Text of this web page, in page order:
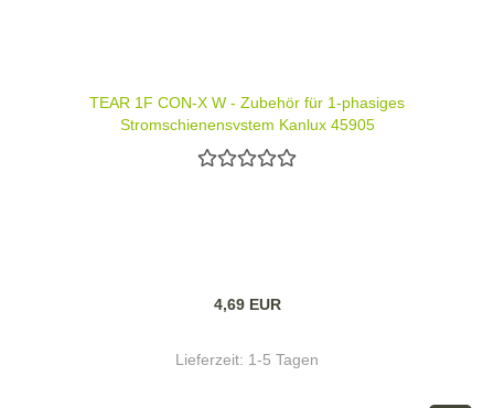
TEAR 1F CON-X W - Zubehör für 1-phasiges
Stromschienensystem Kanlux 45905
4,69 EUR
Lieferzeit: 1-5 Tagen